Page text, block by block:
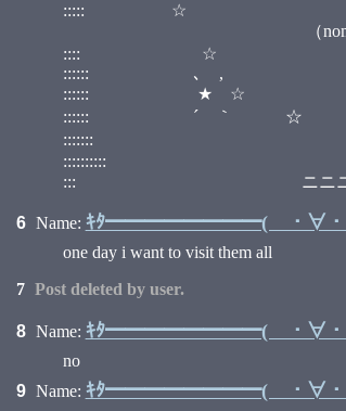
::::: ☆
（nom nom
::::
::::::
:::::: ★ ☆
:::::: ´ ｀ ☆
::::::: /⌒:澤;;
:::::::::: / /
::: ニニニニニ と./ゝ
6 Name: ｷﾀ━━━━━━━━( ・∀
one day i want to visit them all
7 Post deleted by user.
8 Name: ｷﾀ━━━━━━━━( ・∀
no
9 Name: ｷﾀ━━━━━━━━( ・∀